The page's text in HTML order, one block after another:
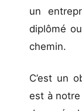
un
diplômé
chemin.
C’est un
est à notre